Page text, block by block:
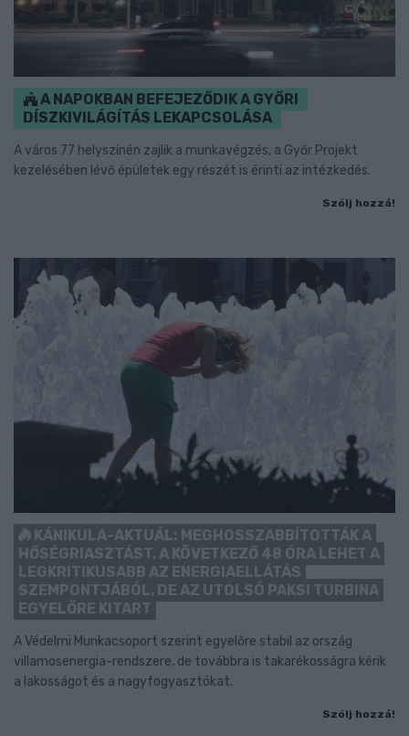
A NAPOKBAN BEFEJEZŐDIK A GYŐRI
DÍSZKIVILÁGÍTÁS LEKAPCSOLÁSA
A város 77 helyszínén zajlik a munkavégzés, a Győr Projekt
kezelésében lévő épületek egy részét is érinti az intézkedés.
Szólj hozzá!
KÁNIKULA-AKTUÁL: MEGHOSSZABBÍTOTTÁK A
HŐSÉGRIASZTÁST, A KÖVETKEZŐ 48 ÓRA LEHET A
LEGKRITIKUSABB AZ ENERGIAELLÁTÁS
SZEMPONTJÁBÓL, DE AZ UTOLSÓ PAKSI TURBINA
EGYELŐRE KITART
A Védelmi Munkacsoport szerint egyelőre stabil az ország
villamosenergia-rendszere, de továbbra is takarékosságra kérik
a lakosságot és a nagyfogyasztókat.
Szólj hozzá!